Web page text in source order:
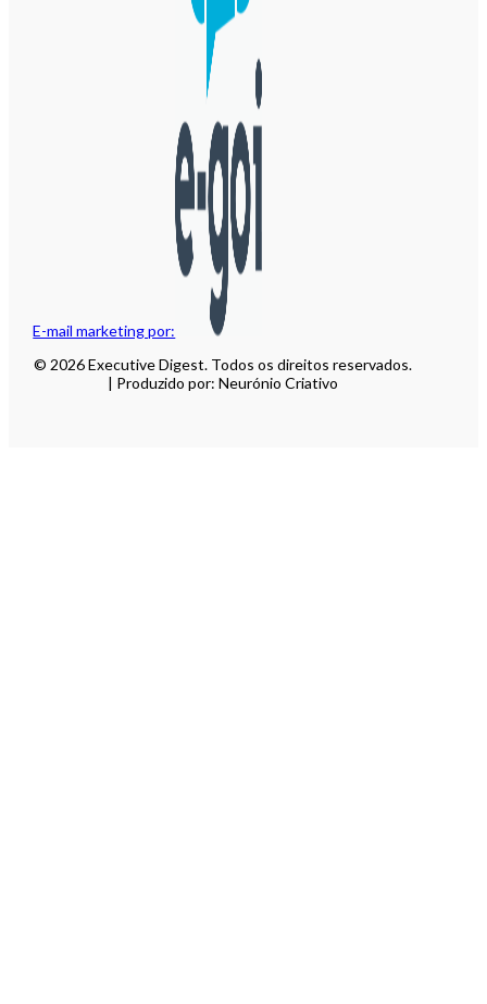
E-mail marketing por:
© 2026 Executive Digest. Todos os direitos reservados.
| Produzido por: Neurónio Criativo